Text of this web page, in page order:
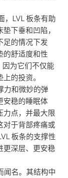
，LVL 板条有助
下垂和凹陷，
足的情况下发
的舒适度和性
因为它们不仅能
的投资。
力和微妙的弹
安稳的睡眠体
力点，并最大限
对于背部疼痛或
板条的支撑性
更深层、更安稳
闻名。其结构中